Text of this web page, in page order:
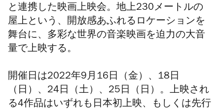
と連携した映画上映会。地上230メートルの
屋上という、開放感あふれるロケーションを
舞台に、多彩な世界の音楽映画を迫力の大音
量で上映する。
開催日は2022年9月16日（金）、18日
（日）、24日（土）、25日（日）。上映され
る4作品はいずれも日本初上映、もしくは先行